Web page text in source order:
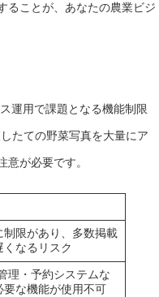
ることが、あなたの農業ビジ
運用で課題となる機能制限
たての野菜写真を大量にア
が必要です。
制限があり、多数掲載
くなるリスク
理・予約システムな
要な機能が使用不可